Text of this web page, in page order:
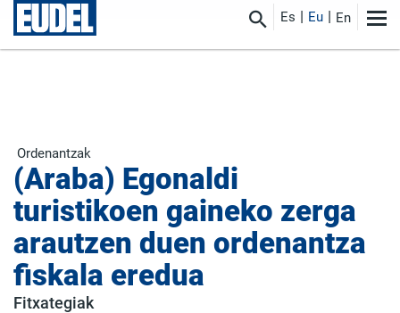
Es Eu En
Ordenantzak
(Araba) Egonaldi
turistikoen gaineko zerga
arautzen duen ordenantza
fiskala eredua
Fitxategiak